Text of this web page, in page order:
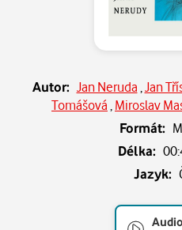
Autor: Jan Neruda Jan
Tomášová Miroslav
Formát:
Délka:
Jazyk: